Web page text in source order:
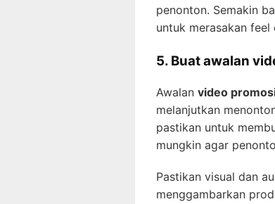
penonton. Semakin
untuk merasakan
5. Buat awalan
Awalan video
melanjutkan
pastikan untuk
mungkin agar
Pastikan visual dan
menggambarkan